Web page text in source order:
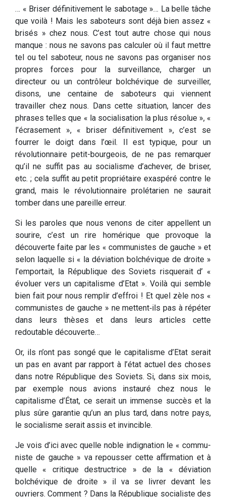
… « Briser définitivement le sabotage »… La belle tâche
que voilà ! Mais les saboteurs sont déjà bien assez «
brisés » chez nous. C’est tout autre chose qui nous
manque : nous ne savons pas calculer où il faut mettre
tel ou tel saboteur, nous ne savons pas organiser nos
propres forces pour la surveillance, charger un
directeur ou un contrôleur bolchévique de surveiller,
disons, une centaine de saboteurs qui viennent
travailler chez nous. Dans cette situation, lancer des
phrases telles que « la socialisation la plus résolue », «
l’écrasement », « briser définitivement », c’est se
fourrer le doigt dans l’œil. Il est typique, pour un
révolutionnaire petit-­bourgeois, de ne pas remarquer
qu’il ne suffit pas au socialisme d’achever, de briser,
etc. ; cela suffit au petit propriétaire exaspéré contre le
grand, mais le révolutionnaire prolétarien ne saurait
tomber dans une pareille erreur.
Si les paroles que nous venons de citer appellent un
sou­rire, c’est un rire homérique que provoque la
découverte faite par les « communistes de gauche » et
selon laquelle si « la déviation bolchévique de droite »
l’emportait, la République des Soviets risquerait d’ «
évoluer vers un capita­lisme d’Etat ». Voilà qui semble
bien fait pour nous rem­plir d’effroi ! Et quel zèle nos «
communistes de gauche » ne mettent‑ils pas à répéter
dans leurs thèses et dans leurs articles cette
redoutable découverte…
Or, ils n’ont pas songé que le capitalisme d’Etat serait
un pas en avant par rapport à l’état actuel des choses
dans notre République des Soviets. Si, dans six mois,
par exemple nous avions instauré chez nous le
capitalisme d’État, ce serait un immense succès et la
plus sûre garantie qu’un an plus tard, dans notre pays,
le socialisme serait assis et invincible.
Je vois d’ici avec quelle noble indignation le « commu­
niste de gauche » va repousser cette affirmation et à
quelle « critique destructrice » de la « déviation
bolchévique de droite » il va se livrer devant les
ouvriers. Comment ? Dans la République socialiste des